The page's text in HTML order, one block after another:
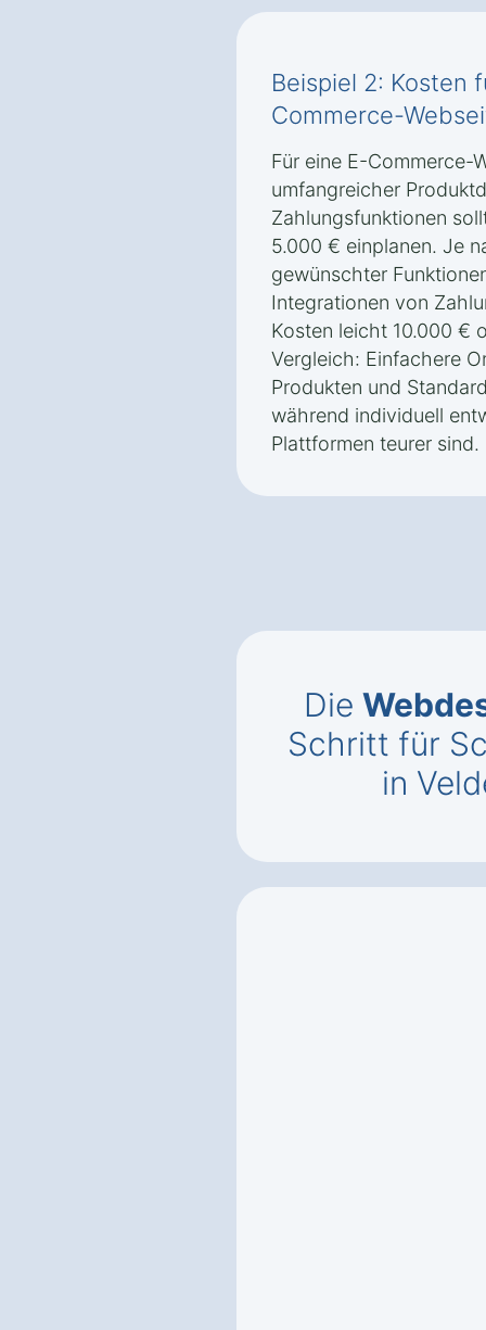
Beispiel 2: Kosten
Commerce-
Für eine E-Commerce-
umfangreicher
Zahlungsfunktionen
5.000 € einplanen. Je
gewünschter
Integrationen von
Kosten leicht 10.000 €
Vergleich: Einfachere
Produkten und
während individuell
Plattformen teurer sind.
Die
Schritt für
in